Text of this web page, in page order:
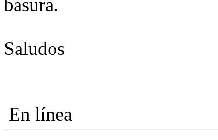
basura.
Saludos
En línea